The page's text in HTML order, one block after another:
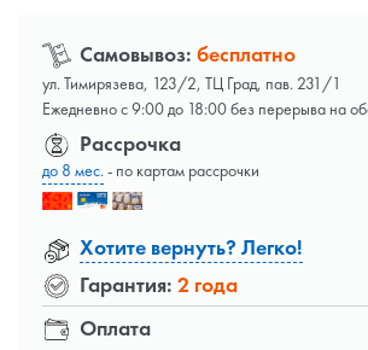
Самовывоз: бесплатно
ул. Тимирязева, 123/2, ТЦ Град, пав. 231/1
Ежедневно с 9:00 до 18:00 без перерыва на
Оплата
Рассрочка
до 8 мес.- по картам рассрочки
Хотите вернуть? Легко!
Гарантия: 2 года